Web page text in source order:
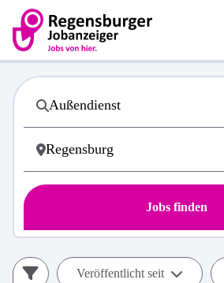
Jobs finden
Veröffentlicht seit